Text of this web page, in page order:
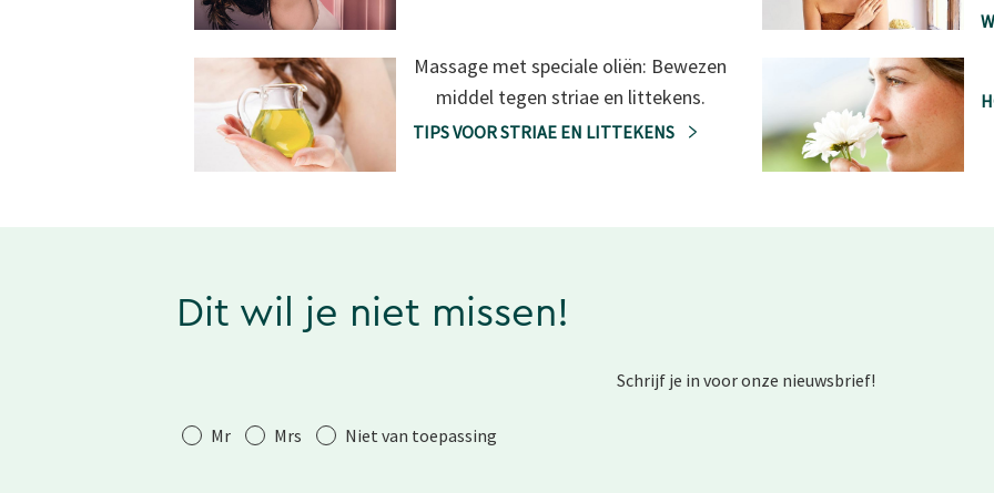
Massage met speciale oliën: Bewezen
middel tegen striae en littekens.
TIPS VOOR STRIAE EN LITTEKENS
Dit wil je niet missen!
Schrijf je in voor onze nieuwsbrief!
Aanhef
Mr Mrs Niet van toepassing